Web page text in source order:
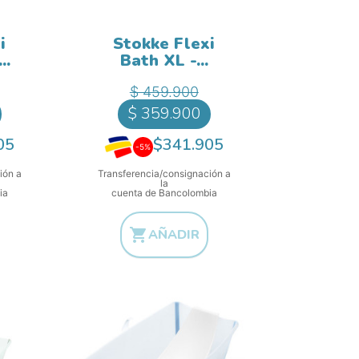
a
Stokke Flexi
Bath XL -...
Precio base
$ 459.900Precio
$ 359.900
-5% $341.905
Transferencia/consignación a
la
cuenta de Bancolombia
AÑADIR